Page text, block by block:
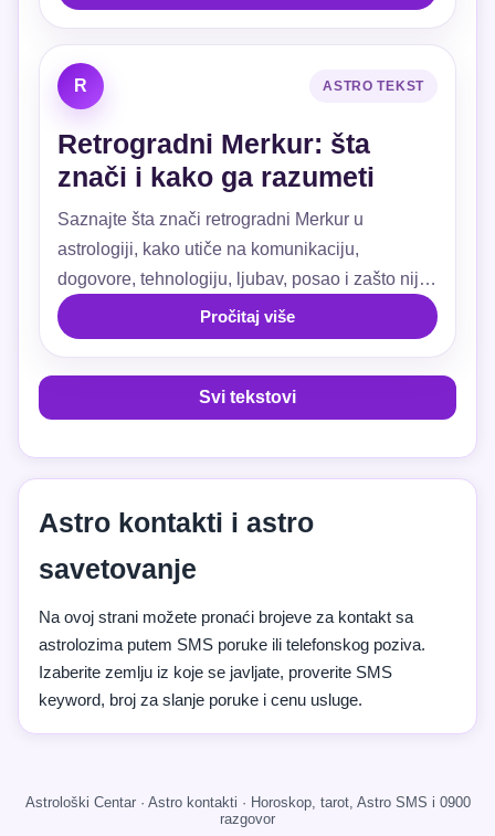
R ASTRO TEKST
Retrogradni Merkur: šta
znači i kako ga razumeti
Saznajte šta znači retrogradni Merkur u
astrologiji, kako utiče na komunikaciju,
dogovore, tehnologiju, ljubav, posao i zašto nije
razlog za strah.
Pročitaj više
Svi tekstovi
Astro kontakti i astro
savetovanje
Na ovoj strani možete pronaći brojeve za kontakt sa
astrolozima putem SMS poruke ili telefonskog poziva.
Izaberite zemlju iz koje se javljate, proverite SMS
keyword, broj za slanje poruke i cenu usluge.
Astrološki Centar · Astro kontakti · Horoskop, tarot, Astro SMS i 0900
razgovor